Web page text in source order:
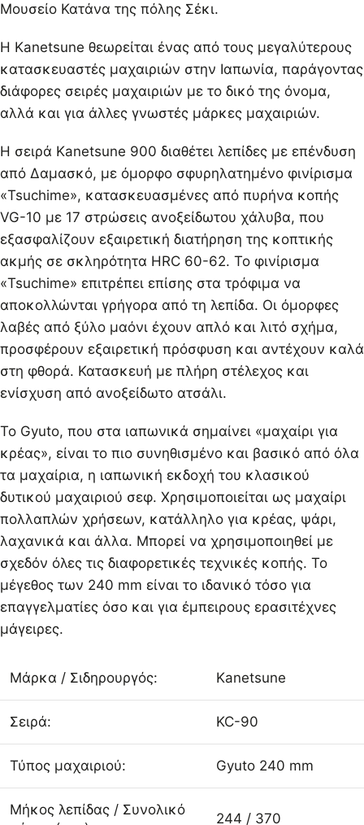
Μουσείο Κατάνα της πόλης Σέκι.
Η Kanetsune θεωρείται ένας από τους μεγαλύτερους
κατασκευαστές μαχαιριών στην Ιαπωνία, παράγοντας
διάφορες σειρές μαχαιριών με το δικό της όνομα,
αλλά και για άλλες γνωστές μάρκες μαχαιριών.
Η σειρά Kanetsune 900 διαθέτει λεπίδες με επένδυση
από Δαμασκό, με όμορφο σφυρηλατημένο φινίρισμα
«Tsuchime», κατασκευασμένες από πυρήνα κοπής
VG-10 με 17 στρώσεις ανοξείδωτου χάλυβα, που
εξασφαλίζουν εξαιρετική διατήρηση της κοπτικής
ακμής σε σκληρότητα HRC 60-62. Το φινίρισμα
«Tsuchime» επιτρέπει επίσης στα τρόφιμα να
αποκολλώνται γρήγορα από τη λεπίδα. Οι όμορφες
λαβές από ξύλο μαόνι έχουν απλό και λιτό σχήμα,
προσφέρουν εξαιρετική πρόσφυση και αντέχουν καλά
στη φθορά. Κατασκευή με πλήρη στέλεχος και
ενίσχυση από ανοξείδωτο ατσάλι.
Το Gyuto, που στα ιαπωνικά σημαίνει «μαχαίρι για
κρέας», είναι το πιο συνηθισμένο και βασικό από όλα
τα μαχαίρια, η ιαπωνική εκδοχή του κλασικού
δυτικού μαχαιριού σεφ. Χρησιμοποιείται ως μαχαίρι
πολλαπλών χρήσεων, κατάλληλο για κρέας, ψάρι,
λαχανικά και άλλα. Μπορεί να χρησιμοποιηθεί με
σχεδόν όλες τις διαφορετικές τεχνικές κοπής. Το
μέγεθος των 240 mm είναι το ιδανικό τόσο για
επαγγελματίες όσο και για έμπειρους ερασιτέχνες
μάγειρες.
Μάρκα / Σιδηρουργός: Kanetsune
Σειρά: KC-90
Τύπος μαχαιριού: Gyuto 240 mm
Μήκος λεπίδας / Συνολικό
244 / 370